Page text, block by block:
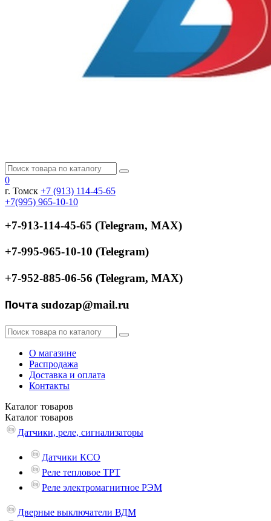
0
г. Томск +7 (913) 114-45-65
+7(995) 965-10-10
+7-913-114-45-65 (Telegram, МАХ)
+7-995-965-10-10 (Telegram)
+7-952-885-06-56 (Telegram, МАХ)
Почта sudozap@mail.ru
О магазине
Распродажа
Доставка и оплата
Контакты
Каталог товаров
Каталог товаров
Датчики, реле, сигнализаторы
Датчики КСО
Реле тепловое ТРТ
Реле электромагнитное РЭМ
Дверные выключатели ВДМ